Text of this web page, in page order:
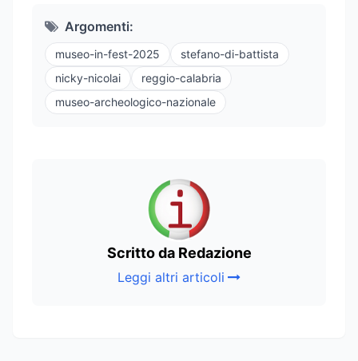
Argomenti:
museo-in-fest-2025
stefano-di-battista
nicky-nicolai
reggio-calabria
museo-archeologico-nazionale
Scritto da Redazione
Leggi altri articoli